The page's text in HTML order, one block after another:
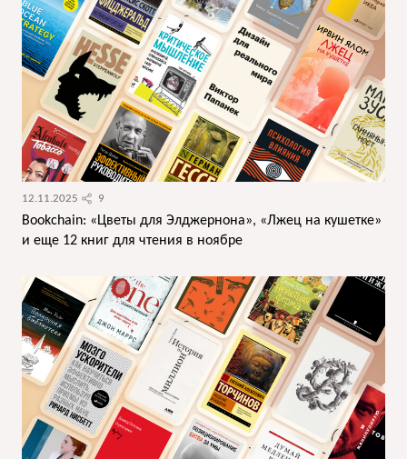
12.11.2025 9
Bookchain: «Цветы для Элджернона», «Лжец на кушетке»
и еще 12 книг для чтения в ноябре